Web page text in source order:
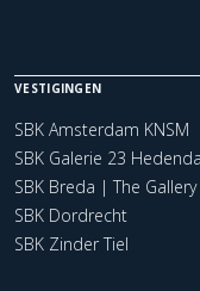
VESTIGINGEN
SBK Amsterdam KNSM
SBK Galerie 23
SBK Breda | The
SBK Dordrecht
SBK Zinder Tiel